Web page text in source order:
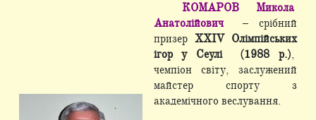
КОМАРОВ Микола
Анатолійович– срібний
призерХХІV Олімпійських
ігор у Сеулі (1988 р.),
чемпіон світу, заслужений
майстер спорту з
академічного веслування.